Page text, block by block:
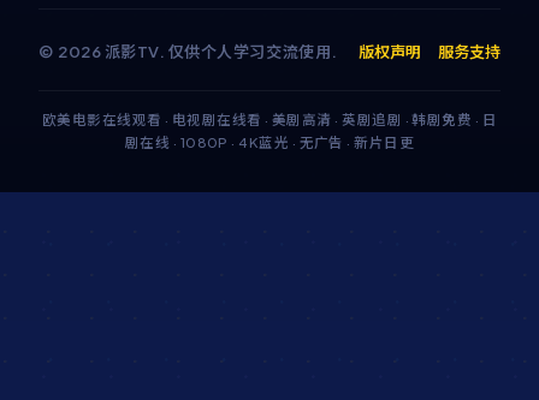
© 2026 派影TV. 仅供个人学习交流使用. 版权声明 服务支持
欧美电影在线观看 · 电视剧在线看 · 美剧高清 · 英剧追剧 · 韩剧免费 · 日
剧在线 · 1080P · 4K蓝光 · 无广告 · 新片日更